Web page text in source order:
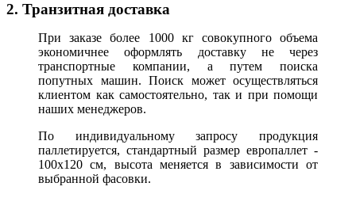
2. Транзитная доставка
При заказе более 1000 кг совокупного объема
экономичнее оформлять доставку не через
транспортные компании, а путем поиска
попутных машин. Поиск может осуществляться
клиентом как самостоятельно, так и при помощи
наших менеджеров.
По индивидуальному запросу продукция
паллетируется, стандартный размер европаллет -
100х120 см, высота меняется в зависимости от
выбранной фасовки.